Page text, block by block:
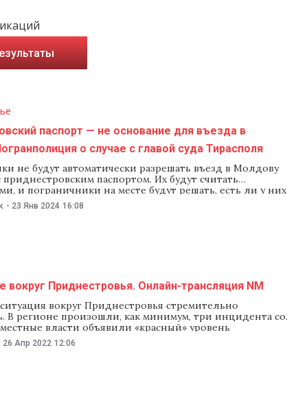
паспорт — не основание для въезда в
о случае с главой суда Тирасполя
не будут автоматически разрешать въезд в Молдову
приднестровским паспортом. Их будут считать
и пограничники на месте будут решать, есть ли у них
документы и основание для въезда в Молдову. Так
полиция прокомментировала для NM случай с главой
- 23 Янв 2024 16:08
вокруг Приднестровья. Онлайн-трансляция NM
вокруг Приднестровья стремительно
В регионе произошли, как минимум, три инцидента со
власти объявили «красный» уровень
угрозы. Президент Молдовы Майя Санду тем
заседание Совета безопасности. NM следит за
26 Апр 2022 12:06